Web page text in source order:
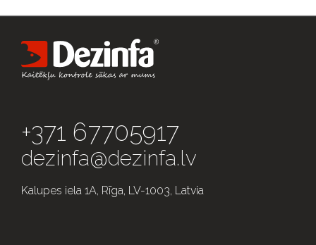
+371 67705917
dezinfa@dezinfa.lv
Kalupes iela 1A, Rīga, LV-1003, Latvia